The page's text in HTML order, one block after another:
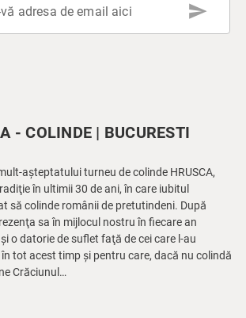
adresa de email aici send
- COLINDE | BUCURESTI
așteptatului turneu de colinde HRUSCA,
în ultimii 30 de ani, în care iubitul
să colinde românii de pretutindeni. După
sa în mijlocul nostru în fiecare an
o datorie de suflet faţă de cei care l-au
tot acest timp și pentru care, dacă nu colindă
Crăciunul…